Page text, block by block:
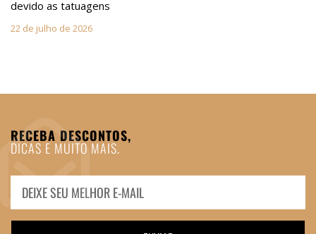
devido as tatuagens
22 de julho de 2026
RECEBA DESCONTOS,
DICAS E MUITO MAIS.